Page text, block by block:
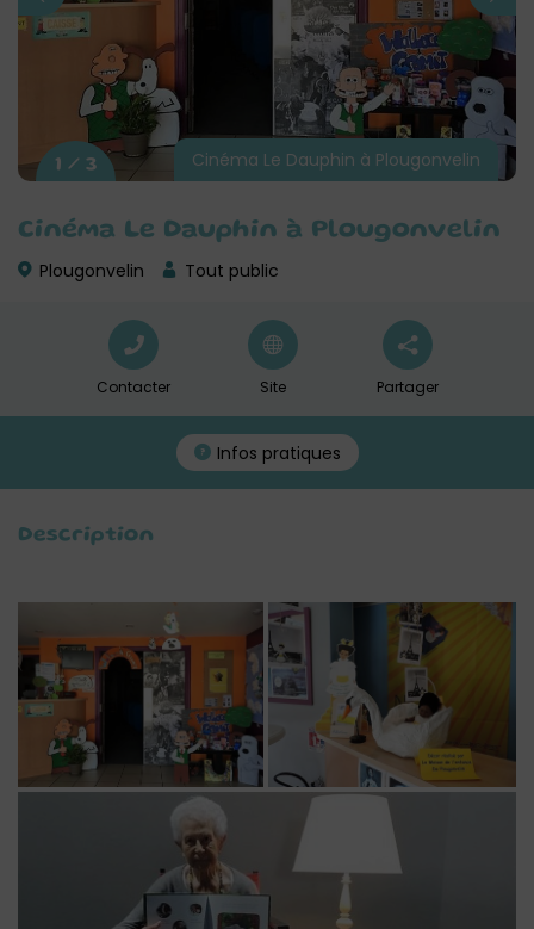
Cinéma Le Dauphin à Plougonvelin
Plougonvelin Tout public
Cinéma Le Dauphin à Plougonvelin
1 / 3
Contacter Site Partager
Infos pratiques
Description